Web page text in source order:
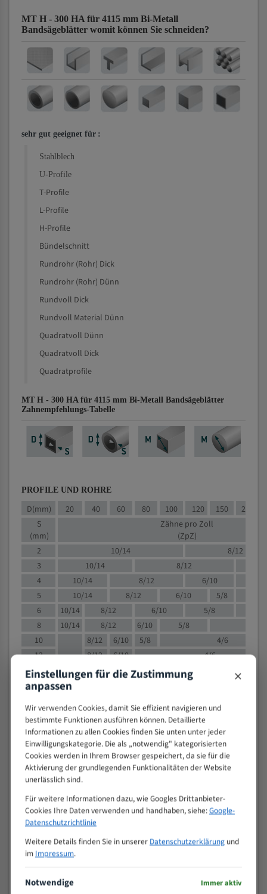
MT H - 300 HA für 4115 mm Bi-Metall
Bandsägeblätter womit können Sie schneiden?
sehr gut geeignet für :
Stahlblech
U-Profile
T-Profile
L-Profile
H-Profile
Bündelschnitt
Rundrohr (Rohr) Dick
Rundrohr (Rohr) Dünn
Rundvoll Dick
Rundvoll Material Dünn
Quadratvoll Dünn
Quadratvoll Dick
Quadratprofile
MT H - 300 HA für 4115 mm Bi-Metall Bandsägeblätter
Zahnempfehlungs-Tabelle
PROFILE UND ROHRE
D(mm) 20 40 60 80 100 120 150 200
S
(mm)
Zähne pro Zoll
(ZpZ)
2
10/14
8/12
3
10/14 8/12
4
10/14 8/12 6/10
5
10/14 8/12 6/10
5/8
6
10/14 8/12 6/10
5/8
8
10/14 8/12 6/10 5/8
10
8/12 6/10 5/8
4/6
12
8/12 6/10
4/6
15
8/12 6/10
4/5
20
50
80
> 100
VOLLMATERIAL
M (mm)
Zoll (ZpZ))
>
25
10/14
15 - 40
8/12
25 - 50
50 - 120
Einstellungen für die Zustimmung
anpassen ×
Wir verwenden Cookies, damit Sie effizient navigieren und
bestimmte Funktionen ausführen können. Detaillierte
Informationen zu allen Cookies finden Sie unten unter jeder
Einwilligungskategorie. Die als „notwendig" kategorisierten
Cookies werden in Ihrem Browser gespeichert, da sie für die
Aktivierung der grundlegenden Funktionalitäten der Website
unerlässlich sind.
Für weitere Informationen dazu, wie Googles Drittanbieter-
Cookies Ihre Daten verwenden und handhaben, siehe:Google-
Datenschutzrichtlinie
Weitere Details finden Sie in unserer Datenschutzerklärungund
im Impressum.
Notwendige Immer aktiv